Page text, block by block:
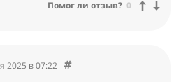
Помог ли отзыв? 0
2025 в 07:22